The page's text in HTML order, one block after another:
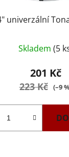
univerzální
Skladem (5
201 Kč
223 Kč (–9